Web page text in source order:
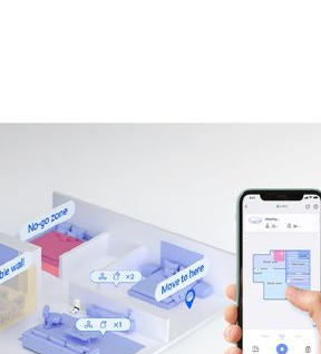
Cookies
Estas cookies son
cookies
administrar tu
presentación del
existencia de
información de